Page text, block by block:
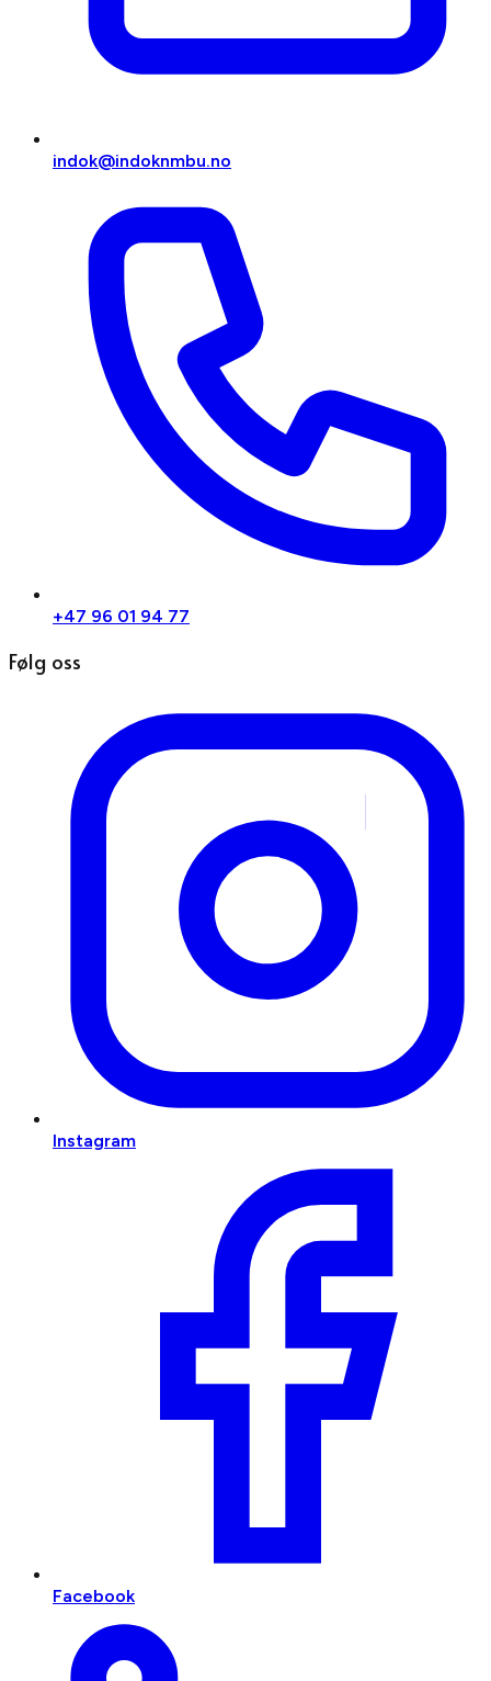
indok@indoknmbu.no
+47 96 01 94 77
Følg oss
Instagram
Facebook